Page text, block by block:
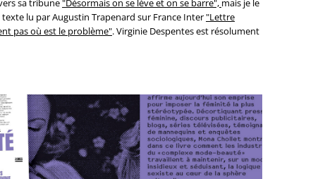
lu par Augustin Trapenard sur France Inter"Lettre
pas où est le problème". Virginie Despentes est résolument